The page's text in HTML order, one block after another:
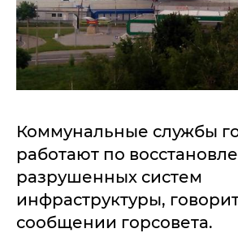
Коммунальные службы
работают по
разрушенных систем
инфраструктуры,
сообщении горсовета.